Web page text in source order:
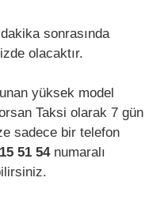
sonrasında
olacaktır.
yüksek model
Taksi olarak 7 gün
sadece bir telefon
51 54numaralı